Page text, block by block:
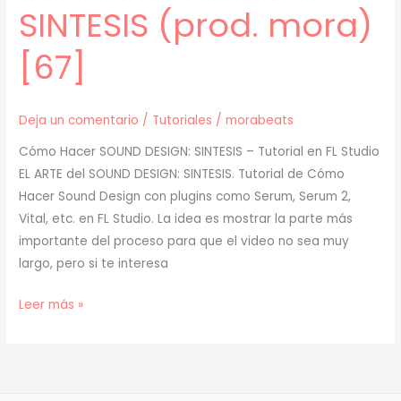
SINTESIS (prod. mora)
[67]
Deja un comentario / Tutoriales /morabeats
Cómo Hacer SOUND DESIGN: SINTESIS – Tutorial en FL Studio
EL ARTE del SOUND DESIGN: SINTESIS. Tutorial de Cómo
Hacer Sound Design con plugins como Serum, Serum 2,
Vital, etc. en FL Studio. La idea es mostrar la parte más
importante del proceso para que el video no sea muy
largo, pero si te interesa
[
Leer más »